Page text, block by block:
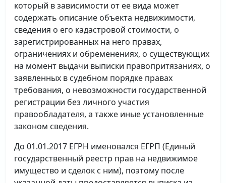
который в зависимости от ее вида может
содержать описание объекта недвижимости,
сведения о его кадастровой стоимости, о
зарегистрированных на него правах,
ограничениях и обременениях, о существующих
на момент выдачи выписки правопритязаниях, о
заявленных в судебном порядке правах
требования, о невозможности государственной
регистрации без личного участия
правообладателя, а также иные установленные
законом сведения.
До 01.01.2017 ЕГРН именовался ЕГРП (Единый
государственный реестр прав на недвижимое
имущество и сделок с ним), поэтому после